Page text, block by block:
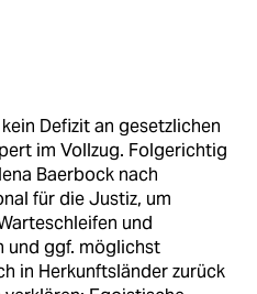
Defizit an gesetzlichen
im Vollzug. Folgerichtig
Baerbock nach
für die Justiz, um
und
und ggf. möglichst
in Herkunftsländer zurück